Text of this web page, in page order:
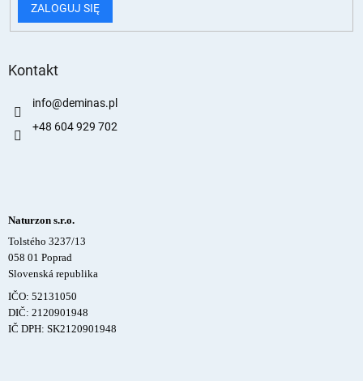
ZALOGUJ SIĘ
Kontakt
info@deminas.pl
+48 604 929 702
Naturzon s.r.o.
Tolstého 3237/13
058 01 Poprad
Slovenská republika
IČO: 52131050
DIČ: 2120901948
IČ DPH: SK2120901948